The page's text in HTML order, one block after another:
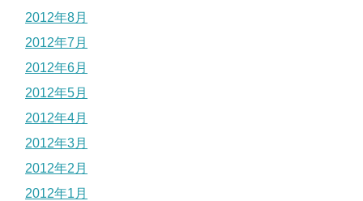
2012年8月
2012年7月
2012年6月
2012年5月
2012年4月
2012年3月
2012年2月
2012年1月